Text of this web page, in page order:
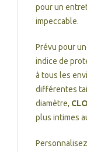
pour un
impeccable.
Prévu pour
indice de
à tous les
différentes
diamètre,
plus intimes